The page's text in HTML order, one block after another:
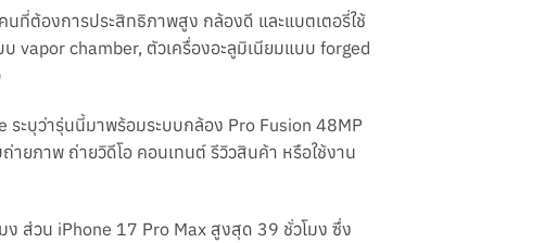
ที่ต้องการประสิทธิภาพสูง กล้องดี และแบตเตอรี่ใช้
vapor chamber, ตัวเครื่องอะลูมิเนียมแบบ forged
ระบุว่ารุ่นนี้มาพร้อมระบบกล้อง Pro Fusion 48MP
ยภาพ ถ่ายวิดีโอ คอนเทนต์ รีวิวสินค้า หรือใช้งาน
ง ส่วน iPhone 17 Pro Max สูงสุด 39 ชั่วโมง ซึ่ง